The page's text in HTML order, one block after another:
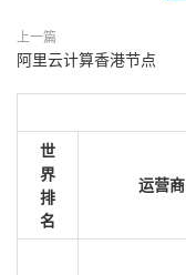
上一篇
阿里云计算香港节点
世
界
排
名
运营商